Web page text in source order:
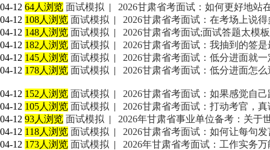
04-12 64人浏览 面试模拟 |
2026甘肃省考面试：如何更好地站
04-12 108人浏览 面试模拟 |
2026甘肃省考面试：在考场上说
04-12 148人浏览 面试模拟 |
2026甘肃省考面试;面试答题太模
04-12 182人浏览 面试模拟 |
2026甘肃省考面试：我抽到的签
04-12 145人浏览 面试模拟 |
2026甘肃省考面试：低分进面就
04-12 178人浏览 面试模拟 | 2026甘肃省考面试：低分进面怎么
04-12 152人浏览 面试模拟 |
2026甘肃省考面试：如果感觉自
04-12 105人浏览 面试模拟 |
2026甘肃省考面试：打动考官，
04-12 93人浏览 面试模拟 |
2026年甘肃省事业单位备考：关于
04-12 118人浏览 面试模拟 |
2026甘肃省考面试：如何让每句
04-12 173人浏览 面试模拟 |
2026年甘肃省考面试：工作实务